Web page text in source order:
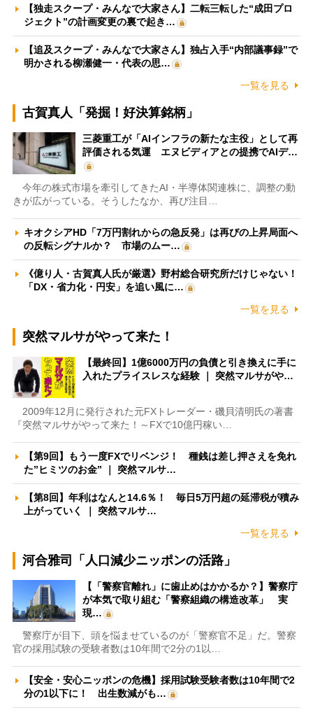
【独走スクープ・みんなで大家さん】二転三転した“成田プロ
ジェクト”の計画変更の裏で起き…
【追及スクープ・みんなで大家さん】独占入手“内部議事録”で
明かされる柳瀬健一・代表の思…
一覧を見る
古賀真人「発掘！好決算銘柄」
三菱重工が「AIインフラの新たな主役」として再
評価される気運 エヌビディアとの提携でAIデ…
今年の株式市場を牽引してきたAI・半導体関連株に、調整の動
きが広がっている。そうしたなか、再び注目…
キオクシアHD「7万円割れからの急反発」は再びの上昇局面へ
の反転シグナルか？ 市場のムー…
《億り人・古賀真人氏が厳選》野村総合研究所だけじゃない！
「DX・省力化・円安」を追い風に…
一覧を見る
突然マルサがやって来た！
【最終回】1億6000万円の負債と引き換えに手に
入れたプライスレスな経験 ｜ 突然マルサがや…
2009年12月に発行された元FXトレーダー・磯貝清明氏の著書
『突然マルサがやって来た！～FXで10億円稼い…
【第9回】もう一度FXでリベンジ！ 種銭は差し押さえを免れ
た”ヒミツのお金” ｜ 突然マルサ…
【第8回】年利はなんと14.6％！ 毎日5万円超の延滞税が積み
上がっていく ｜ 突然マルサ…
一覧を見る
河合雅司「人口減少ニッポンの活路」
【「警察官離れ」に歯止めはかかるか？】警察庁
が本気で取り組む「警察組織の構造改革」 実
現…
警察庁が目下、頭を悩ませているのが「警察官不足」だ。警察
官の採用試験の受験者数は10年間で2分の1以…
【安全・安心ニッポンの危機】採用試験受験者数は10年間で2
分の1以下に！ 出生数減がも…